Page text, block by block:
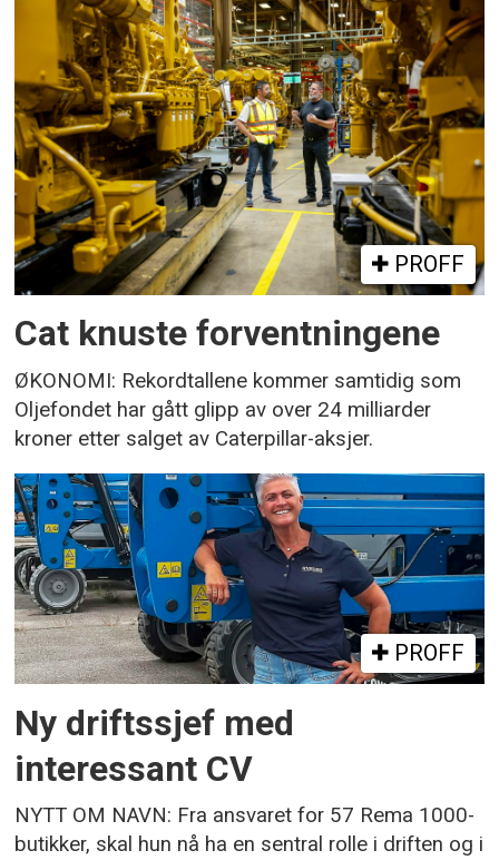
PROFF
Cat knuste forventningene
ØKONOMI: Rekordtallene kommer samtidig som
Oljefondet har gått glipp av over 24 milliarder
kroner etter salget av Caterpillar-aksjer.
PROFF
Ny driftssjef med
interessant CV
NYTT OM NAVN: Fra ansvaret for 57 Rema 1000-
butikker, skal hun nå ha en sentral rolle i driften og i